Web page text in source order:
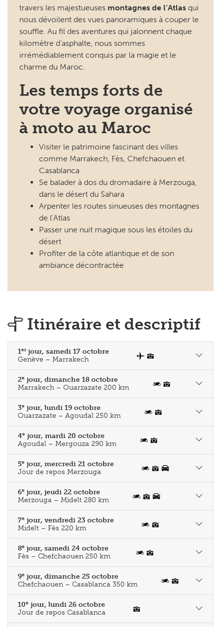
travers les majestueuses montagnes de l’Atlas qui
nous dévoilent des vues panoramiques à couper le
souffle. Au fil des aventures qui jalonnent chaque
kilomètre d’asphalte, nous sommes
irrémédiablement conquis par la magie et le
charme du Maroc.
Les temps forts de
votre voyage organisé
à moto au Maroc
Visiter le patrimoine fascinant des villes
comme Marrakech, Fès, Chefchaouen et
Casablanca
Se balader à dos du dromadaire à Merzouga,
dans le désert du Sahara
Arpenter les routes sinueuses des montagnes
de l’Atlas
Passer une nuit magique sous les étoiles du
désert
Profiter de la côte atlantique et de son
ambiance décontractée
Itinéraire et descriptif
1erjour, samedi 17 octobre
Genève – Marrakech
2e jour, dimanche 18 octobre
Marrakech – Ouarzazate 200 km
3e jour, lundi 19 octobre
Ouarzazate – Agoudal 250 km
4e jour, mardi 20 octobre
Agoudal – Mergouza 290 km
5e jour, mercredi 21 octobre
Jour de repos Merzouga
6e jour, jeudi 22 octobre
Merzouga – Midelt 280 km
7e jour, vendredi 23 octobre
Midelt – Fès 220 km
8e jour, samedi 24 octobre
Fès – Chefchaouen 250 km
9e jour, dimanche 25 octobre
Chefchaouen – Casablanca 350 km
10e jour, lundi 26 octobre
Jour de repos Casablanca